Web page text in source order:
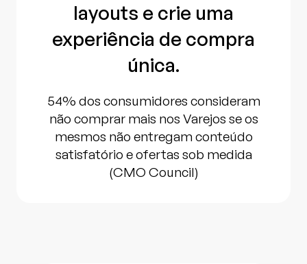
layouts e crie uma
experiência de compra
única.
54% dos consumidores consideram
não comprar mais nos Varejos se os
mesmos não entregam conteúdo
satisfatório e ofertas sob medida
(CMO Council)